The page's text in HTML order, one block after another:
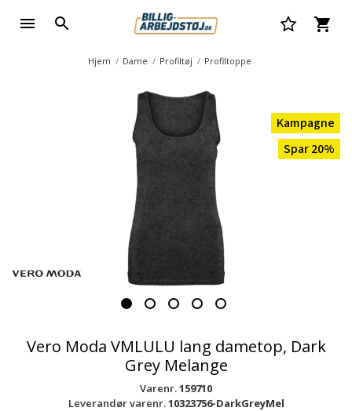
Hjem Dame Profiltøj Profiltoppe
Kampagne
Spar 20%
Vero Moda VMLULU lang dametop, Dark
Grey Melange
Varenr.159710
Leverandør varenr.10323756-DarkGreyMel